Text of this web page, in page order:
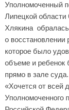
Уполномоченный
Липецкой
Хлякина
о восстановлении
которое было
объеме и ребенок
прямо в зале суда.
«Хочется от всей
Уполномоченного